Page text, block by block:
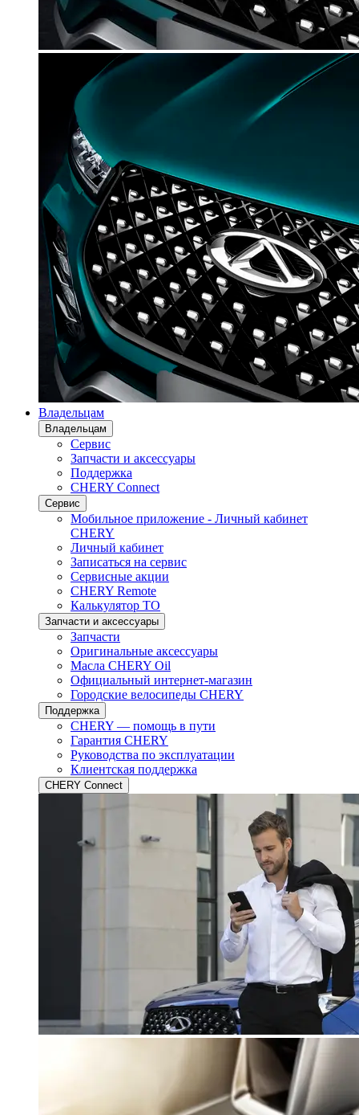
Владельцам
Владельцам
Сервис
Запчасти и аксессуары
Поддержка
CHERY Connect
Сервис
Мобильное приложение - Личный кабинет
CHERY
Личный кабинет
Записаться на сервис
Сервисные акции
CHERY Remote
Калькулятор ТО
Запчасти и аксессуары
Запчасти
Оригинальные аксессуары
Масла CHERY Oil
Официальный интернет-магазин
Городские велосипеды CHERY
Поддержка
CHERY — помощь в пути
Гарантия CHERY
Руководства по эксплуатации
Клиентская поддержка
CHERY Connect